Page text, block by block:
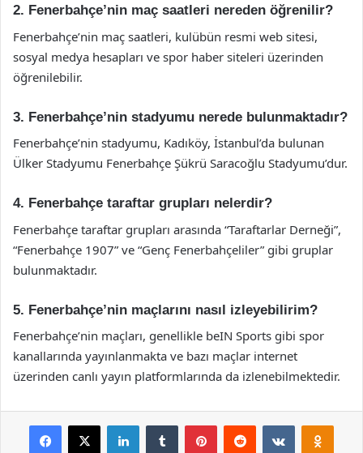
2. Fenerbahçe’nin maç saatleri nereden öğrenilir?
Fenerbahçe’nin maç saatleri, kulübün resmi web sitesi,
sosyal medya hesapları ve spor haber siteleri üzerinden
öğrenilebilir.
3. Fenerbahçe’nin stadyumu nerede bulunmaktadır?
Fenerbahçe’nin stadyumu, Kadıköy, İstanbul’da bulunan
Ülker Stadyumu Fenerbahçe Şükrü Saracoğlu Stadyumu’dur.
4. Fenerbahçe taraftar grupları nelerdir?
Fenerbahçe taraftar grupları arasında “Taraftarlar Derneği”,
“Fenerbahçe 1907” ve “Genç Fenerbahçeliler” gibi gruplar
bulunmaktadır.
5. Fenerbahçe’nin maçlarını nasıl izleyebilirim?
Fenerbahçe’nin maçları, genellikle beIN Sports gibi spor
kanallarında yayınlanmakta ve bazı maçlar internet
üzerinden canlı yayın platformlarında da izlenebilmektedir.
Facebook
X LinkedInTumblr PinterestReddit VKontakte